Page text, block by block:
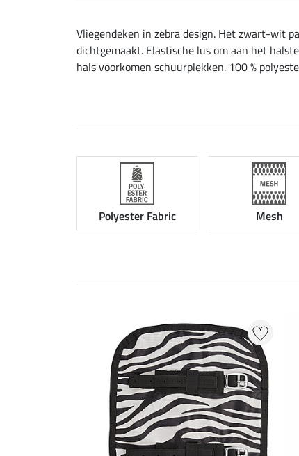
Vliegendeken in zebra design. Het zwart-wit
dichtgemaakt. Elastische lus om aan het
hals voorkomen schuurplekken. 100 %
Polyester Fabric Mesh